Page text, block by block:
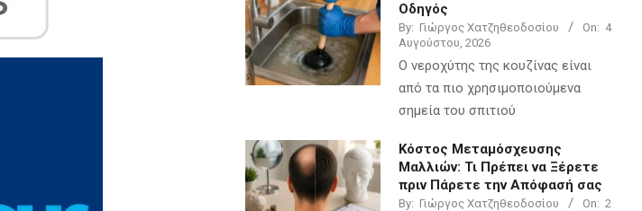
Οδηγός
By: Γιώργος Χατζηθεοδοσίου On: 4
Αυγούστου, 2026
Ο νεροχύτης της κουζίνας είναι
από τα πιο χρησιμοποιούμενα
σημεία του σπιτιού
Κόστος Μεταμόσχευσης
Μαλλιών: Τι Πρέπει να Ξέρετε
πριν Πάρετε την Απόφασή σας
By: Γιώργος Χατζηθεοδοσίου On: 2